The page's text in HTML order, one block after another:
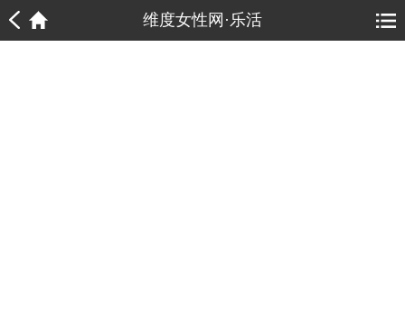
维度女性网·乐活
1 1